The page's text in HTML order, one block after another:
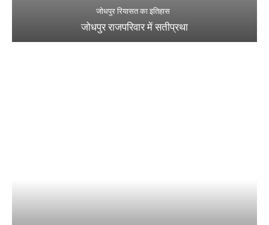
जोधपुर रियासत का इतिहास
जोधपुर राजपरिवार में सतीप्रथा